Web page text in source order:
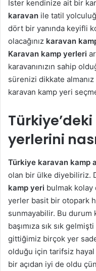
İster kendinize ait bir
karavan ile tatil
dört bir yanında keyifli
olacağınız karavan
Karavan kamp yerleri
karavanınızın sahip
sürenizi dikkate
karavan kamp yeri
yerlerini
Türkiye karavan kamp
olan bir ülke diyebiliriz.
kamp yeri bulmak kolay
yerler basit bir otopark
sunmayabilir. Bu durum
başımıza sık sık
gittiğimiz birçok yer
olduğu için tarifsiz hayal
bir açıdan iyi de oldu